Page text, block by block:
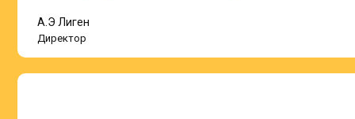
А.Э Лиген
Директор